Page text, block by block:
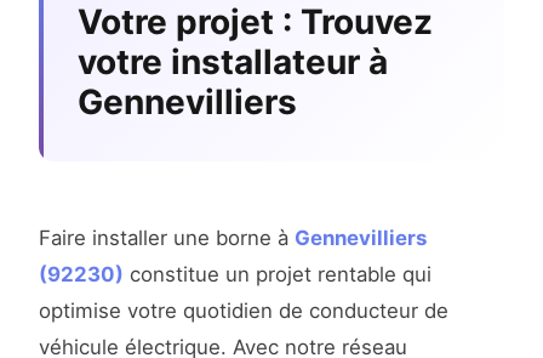
Votre projet : Trouvez
votre installateur à
Gennevilliers
Faire installer une borne à Gennevilliers
(92230) constitue un projet rentable qui
optimise votre quotidien de conducteur de
véhicule électrique. Avec notre réseau